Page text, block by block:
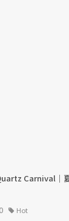
Carnival｜
Hot